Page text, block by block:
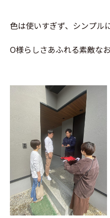
色は使いすぎず、シンプルに
O様らしさあふれる素敵な